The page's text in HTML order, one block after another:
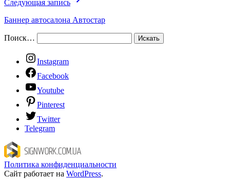
Следующая запись
Баннер автосалона Автостар
Поиск…
Instagram
Facebook
Youtube
Pinterest
Twitter
Telegram
Политика конфиденциальности
Сайт работает на WordPress.